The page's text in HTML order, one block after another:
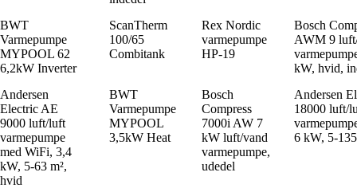
BWT
Varmepumpe
MYPOOL 62
6,2kW Inverter
ScanTherm
100/65
Combitank
Rex Nordic
varmepumpe
HP-19
Bosch
AWM 9
kW, hvid,
Andersen
Electric AE
9000 luft/luft
varmepumpe
med WiFi, 3,4
kW, 5-63 m²,
hvid
BWT
Varmepumpe
MYPOOL
3,5kW Heat
Bosch
Compress
7000i AW 7
kW luft/vand
varmepumpe,
udedel
Andersen
18000 luft/
6 kW, 5-